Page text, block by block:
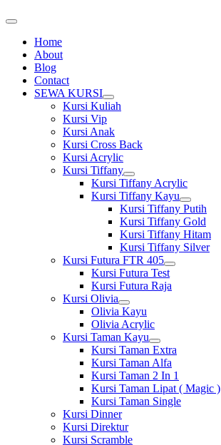
Home
About
Blog
Contact
SEWA KURSI
Show
sub
Kursi Kuliah
Kursi Vip
Kursi Anak
Kursi Cross Back
Kursi Acrylic
Kursi Tiffany
Show
sub
menu
Kursi Tiffany Acrylic
Kursi Tiffany Kayu
Show
sub
menu
Kursi Tiffany Putih
Kursi Tiffany Gold
Kursi Tiffany Hitam
Kursi Tiffany Silver
Kursi Futura FTR 405
Show
sub
menu
Kursi Futura Test
Kursi Futura Raja
Kursi Olivia
Show
sub
menu
Olivia Kayu
Olivia Acrylic
Kursi Taman Kayu
Show
sub
menu
Kursi Taman Extra
Kursi Taman Alfa
Kursi Taman 2 In 1
Kursi Taman Lipat ( Magic )
Kursi Taman Single
Kursi Dinner
Kursi Direktur
Kursi Scramble